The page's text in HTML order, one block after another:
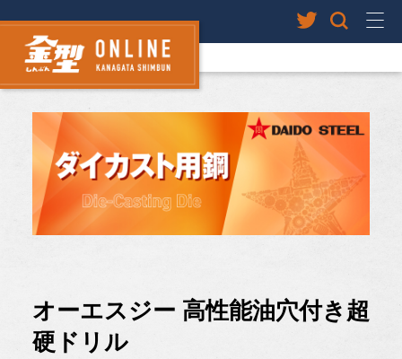
オーエスジー 高性能油穴付き超
硬ドリル